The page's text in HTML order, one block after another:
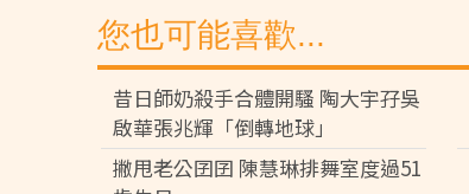
您也可能喜歡...
昔日師奶殺手合體開騷 陶大宇孖吳
啟華張兆輝「倒轉地球」
撇甩老公囝囝 陳慧琳排舞室度過51